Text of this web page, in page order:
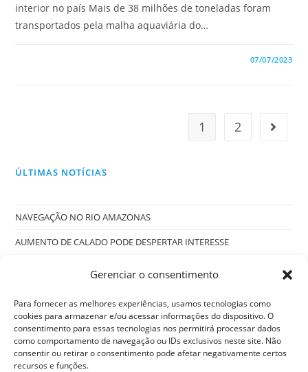
Gerenciar o consentimento
Para fornecer as melhores experiências, usamos tecnologias como
cookies para armazenar e/ou acessar informações do dispositivo. O
consentimento para essas tecnologias nos permitirá processar dados
como comportamento de navegação ou IDs exclusivos neste site. Não
consentir ou retirar o consentimento pode afetar negativamente certos
recursos e funções.
interior no país Mais de 38 milhões de toneladas foram
transportados pela malha aquaviária do…
07/07/2023
1 2
ÚLTIMAS NOTÍCIAS
NAVEGAÇÃO NO RIO AMAZONAS
AUMENTO DE CALADO PODE DESPERTAR INTERESSE
O QUE É PRATICAGEM E COMO AFETA A ECONOMIA
PRÁTICOS DE NAVIOS: HERÓIS SEM CAPA